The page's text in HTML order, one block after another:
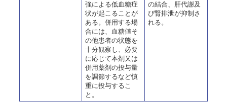
強による低血糖症
状が起こることが
ある。併用する場
合には、血糖値そ
の他患者の状態を
十分観察し、必要
に応じて本剤又は
併用薬剤の投与量
を調節するなど慎
重に投与するこ
と。
の結合、肝代謝及
び腎排泄が抑制さ
れる。